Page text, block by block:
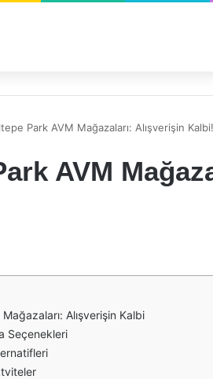
Park AVM Mağazaları: Alışverişin Kalbi!
AVM
Alışverişin Kalbi
Seçenekleri